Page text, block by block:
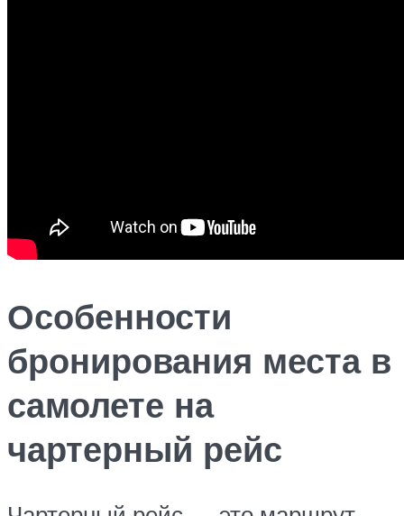
Особенности
бронирования места в
самолете на
чартерный рейс